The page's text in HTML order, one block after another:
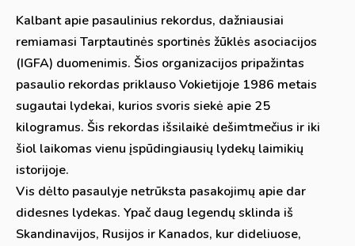
Kalbant apie pasaulinius rekordus, dažniausiai
remiamasi Tarptautinės sportinės žūklės asociacijos
(IGFA) duomenimis. Šios organizacijos pripažintas
pasaulio rekordas priklauso Vokietijoje 1986 metais
sugautai lydekai, kurios svoris siekė apie 25
kilogramus. Šis rekordas išsilaikė dešimtmečius ir iki
šiol laikomas vienu įspūdingiausių lydekų laimikių
istorijoje.
Vis dėlto pasaulyje netrūksta pasakojimų apie dar
didesnes lydekas. Ypač daug legendų sklinda iš
Skandinavijos, Rusijos ir Kanados, kur dideliuose,